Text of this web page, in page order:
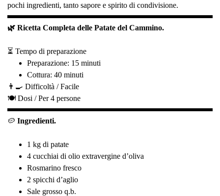
pochi ingredienti, tanto sapore e spirito di condivisione.
🌿 Ricetta Completa delle Patate del Cammino.
⏳ Tempo di preparazione
Preparazione: 15 minuti
Cottura: 40 minuti
👨‍🍳 Difficoltà /Facile
🍽️ Dosi /Per 4 persone
🥔 Ingredienti.
1 kg di patate
4 cucchiai di olio extravergine d’oliva
Rosmarino fresco
2 spicchi d’aglio
Sale grosso q.b.